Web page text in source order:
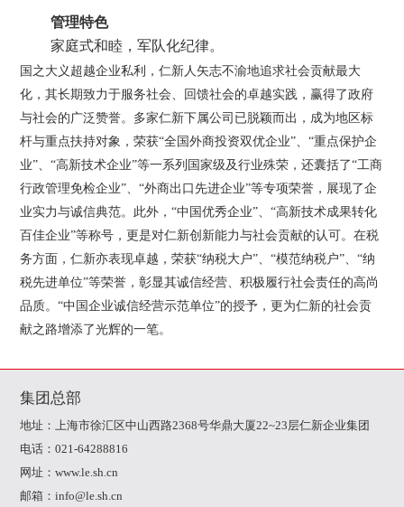
管理特色
家庭式和睦，军队化纪律。
国 之大义超越企业私利，仁新人矢志不渝地追求社会贡献最大
化，其长期致力于服务社会、回馈社会的卓越实践，赢得了政府
与社会的广泛赞誉。多家仁新下属公司已脱颖而出，成为地区标
杆与重点扶持对象，荣获“全国外商投资双优企业”、“重点保护企
业”、“高新技术企业”等一系列国家级及行业殊荣，还囊括了“工商
行政管理免检企业”、“外商出口先进企业”等专项荣誉，展现了企
业实力与诚信典范。此外，“中国优秀企业”、“高新技术成果转化
百佳企业”等称号，更是对仁新创新能力与社会贡献的认可。在税
务方面，仁新亦表现卓越，荣获“纳税大户”、“模范纳税户”、“纳
税先进单位”等荣誉，彰显其诚信经营、积极履行社会责任的高尚
品质。“中国企业诚信经营示范单位”的授予，更为仁新的社会贡
献之路增添了光辉的一笔。
集团总部
地址：上海市徐汇区中山西路2368号华鼎大厦22~23层仁新企业集团
电话：021-64288816
网址：www.le.sh.cn
邮箱：info@le.sh.cn